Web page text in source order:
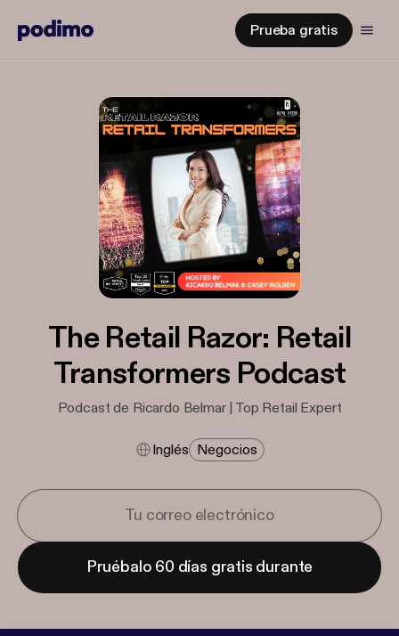
Prueba gratis
The Retail Razor: Retail
Transformers Podcast
Podcast de Ricardo Belmar | Top Retail Expert
Inglés Negocios
Pruébalo 60 días gratis durante